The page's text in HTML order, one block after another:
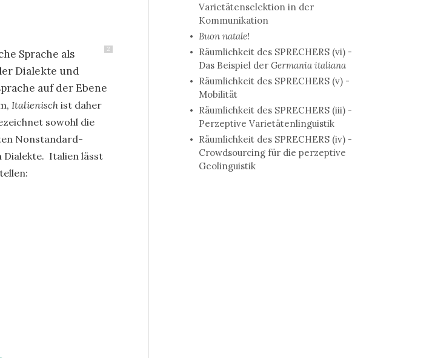
2
Sprache als
Dialekte und
auf der Ebene
Italienisch ist daher
sowohl die
Nonstandard-
Italien lässt
Varietätenselektion in der
Kommunikation
Buon natale!
Räumlichkeit des SPRECHERS (vi) -
Das Beispiel der Germania italiana
Räumlichkeit des SPRECHERS (v) -
Mobilität
Räumlichkeit des SPRECHERS (iii) -
Perzeptive Varietätenlinguistik
Räumlichkeit des SPRECHERS (iv) -
Crowdsourcing für die perzeptive
Geolinguistik